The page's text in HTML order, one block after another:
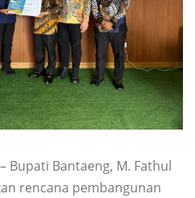
– Bupati Bantaeng, M. Fathul
rencana pembangunan